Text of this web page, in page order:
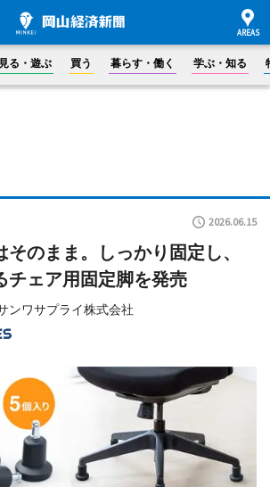
見る・遊ぶ 買う 暮らす・働く 学ぶ・知る
2026.06.15
のまま。しっかり固定し、
チェア用固定脚を発売
ンワサプライ株式会社